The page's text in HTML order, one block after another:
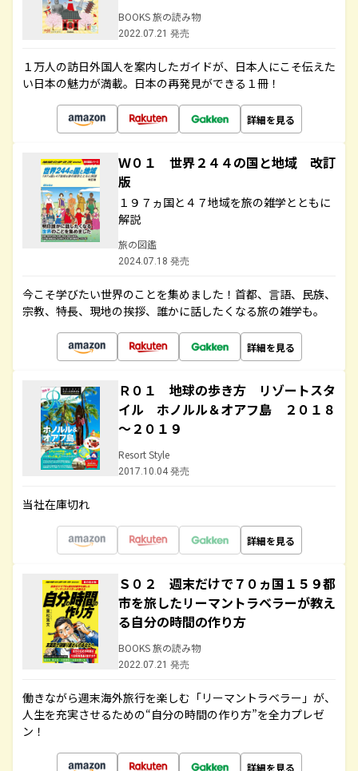
BOOKS 旅の読み物
2022.07.21 発売
１万人の訪日外国人を案内したガイドが、日本人にこそ伝えた
い日本の魅力が満載。日本の再発見ができる１冊！
詳細を見る
Ｗ０１ 世界２４４の国と地域 改訂
版
１９７ヵ国と４７地域を旅の雑学とともに
解説
旅の図鑑
2024.07.18 発売
今こそ学びたい世界のことを集めました！首都、言語、民族、
宗教、特長、現地の挨拶、誰かに話したくなる旅の雑学も。
詳細を見る
Ｒ０１ 地球の歩き方 リゾートスタ
イル ホノルル＆オアフ島 ２０１８
～２０１９
Resort Style
2017.10.04 発売
当社在庫切れ
詳細を見る
Ｓ０２ 週末だけで７０ヵ国１５９都
市を旅したリーマントラベラーが教え
る自分の時間の作り方
BOOKS 旅の読み物
2022.07.21 発売
働きながら週末海外旅行を楽しむ「リーマントラベラー」が、
人生を充実させるための“自分の時間の作り方”を全力プレゼ
ン！
詳細を見る